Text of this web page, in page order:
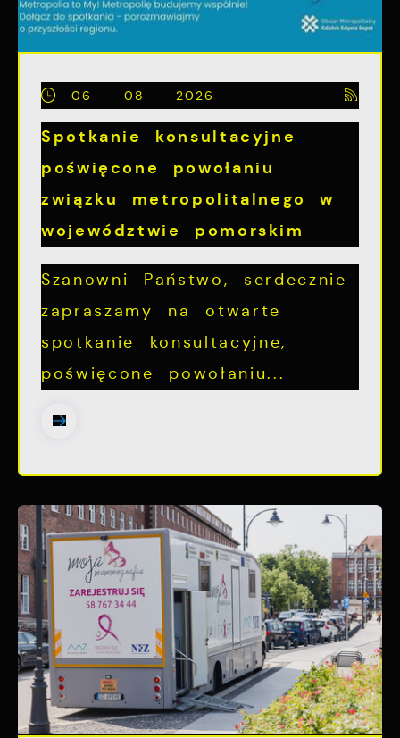
06 - 08 - 2026
Spotkanie konsultacyjne
poświęcone powołaniu
związku metropolitalnego w
województwie pomorskim
Szanowni Państwo, serdecznie
zapraszamy na otwarte
spotkanie konsultacyjne,
poświęcone powołaniu...